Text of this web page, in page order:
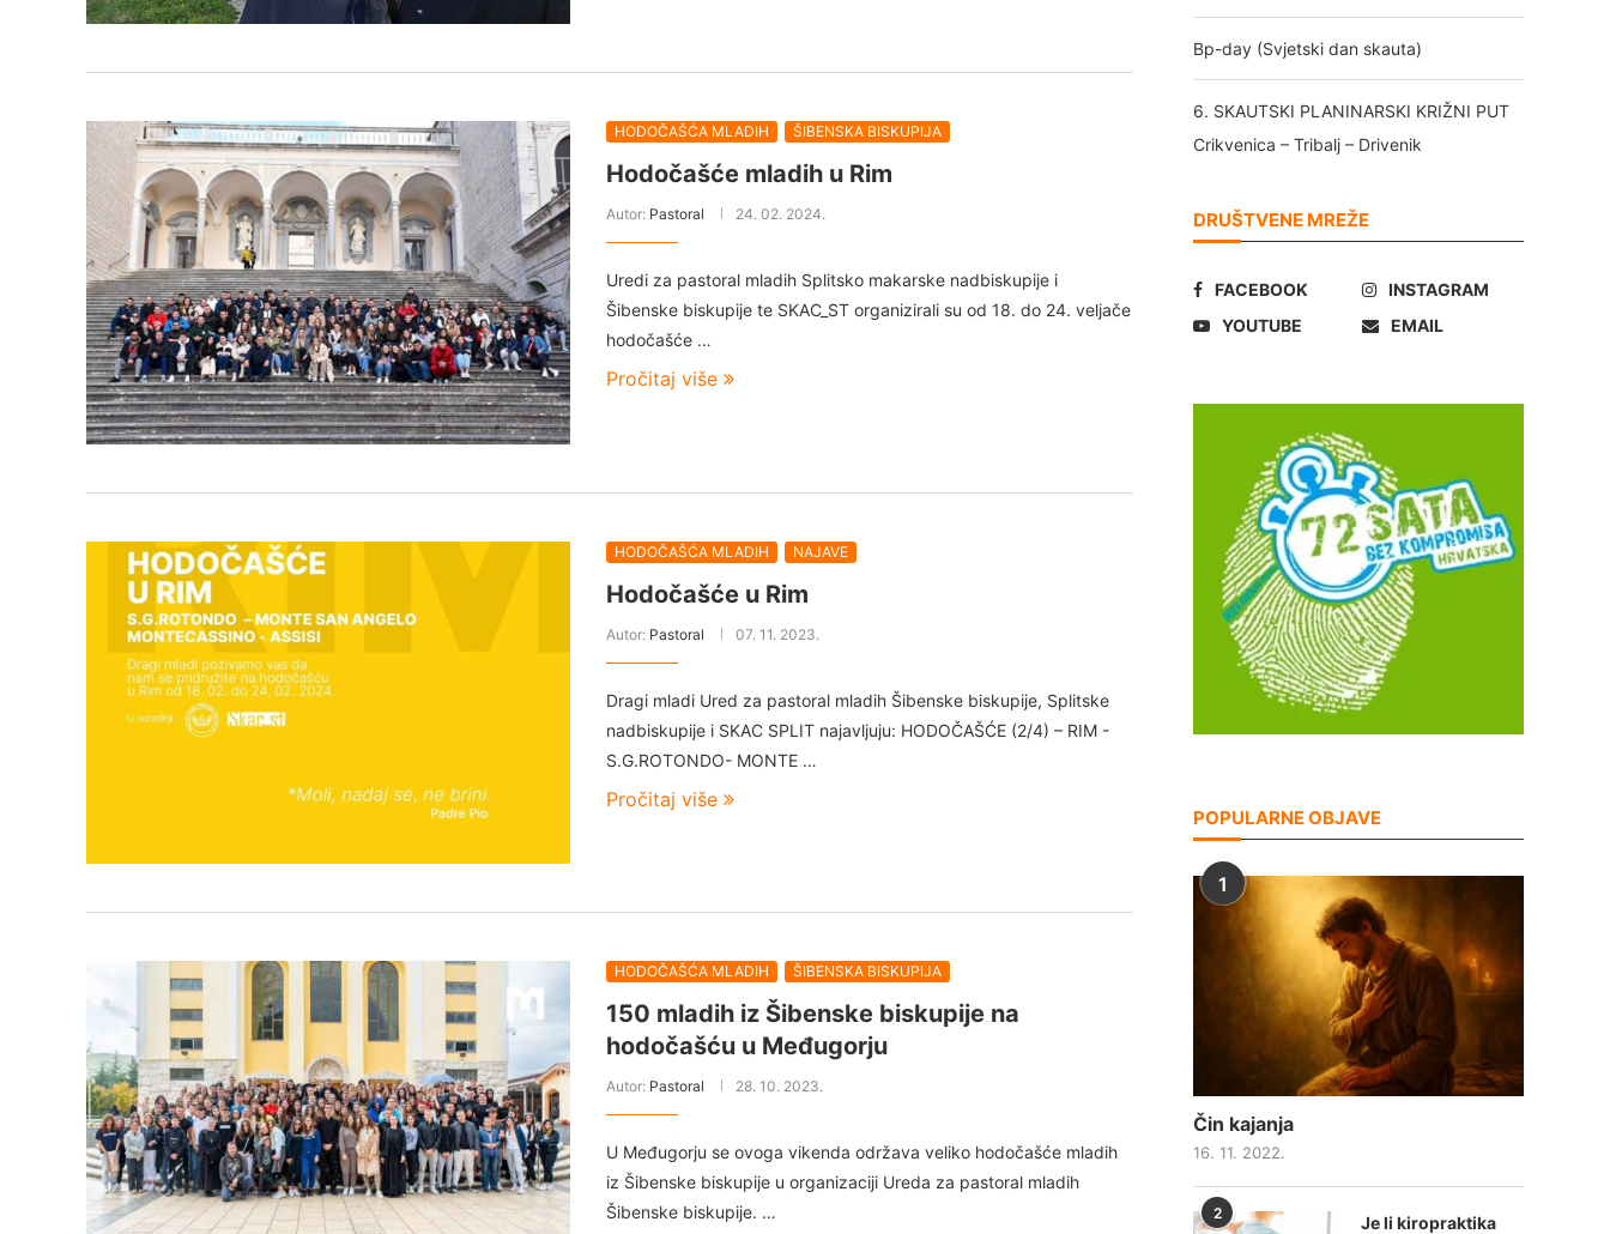
HODOČAŠĆA MLADIH ŠIBENSKA BISKUPIJA
Hodočašće mladih u Rim
Autor: Pastoral 24. 02. 2024.
Uredi za pastoral mladih Splitsko makarske nadbiskupije i
Šibenske biskupije te SKAC_ST organizirali su od 18. do 24. veljače
hodočašće …
Pročitaj više
HODOČAŠĆA MLADIH NAJAVE
Hodočašće u Rim
Autor: Pastoral 07. 11. 2023.
Dragi mladi Ured za pastoral mladih Šibenske biskupije, Splitske
nadbiskupije i SKAC SPLIT najavljuju: HODOČAŠĆE (2/4) – RIM -
S.G.ROTONDO- MONTE …
Pročitaj više
HODOČAŠĆA MLADIH ŠIBENSKA BISKUPIJA
150 mladih iz Šibenske biskupije na
hodočašću u Međugorju
Autor: Pastoral 28. 10. 2023.
U Međugorju se ovoga vikenda održava veliko hodočašće mladih
iz Šibenske biskupije u organizaciji Ureda za pastoral mladih
Šibenske biskupije. …
Bp-day (Svjetski dan skauta)
6. SKAUTSKI PLANINARSKI KRIŽNI PUT
Crikvenica – Tribalj – Drivenik
DRUŠTVENE MREŽE
FACEBOOK
INSTAGRAM
YOUTUBE
EMAIL
POPULARNE OBJAVE
1
Čin kajanja
16. 11. 2022.
2
Je li kiropraktika